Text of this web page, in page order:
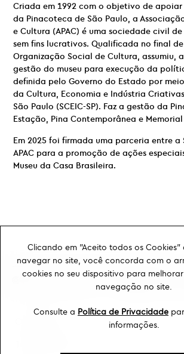
Criada em 1992 com o objetivo de
da Pinacoteca de São Paulo, a
e Cultura (APAC) é uma sociedade civil
sem fins lucrativos. Qualificada no final
Organização Social de Cultura, assumiu,
gestão do museu para execução da
definida pelo Governo do Estado por
da Cultura, Economia e Indústria
São Paulo (SCEIC-SP). Faz a gestão da
Estação, Pina Contemporânea e
Em 2025 foi firmada uma parceria entre a
APAC para a promoção de ações
Museu da Casa Brasileira.
Clicando em "Aceito todos os
navegar no site, você concorda com o
cookies no seu dispositivo para
navegação no site.
Consulte a Política de Privacidade
informações.